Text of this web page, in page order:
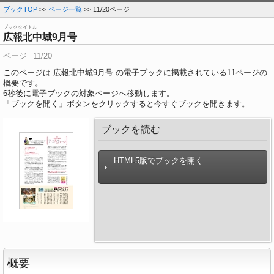
ブックTOP >> ページ一覧 >> 11/20ページ
ブックタイトル
広報北中城9月号
ページ
11/20
このページは 広報北中城9月号 の電子ブックに掲載されている11ページの
概要です。
6秒後に電子ブックの対象ページへ移動します。
「ブックを開く」ボタンをクリックすると今すぐブックを開きます。
ブックを読む
HTML5版でブックを開く
概要